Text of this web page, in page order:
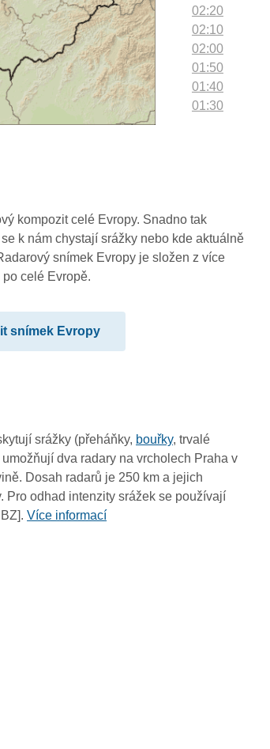
02:20
02:10
02:00
01:50
01:40
01:30
00:30
00:20
00:10
kompozit celé Evropy. Snadno tak
k nám chystají srážky nebo kde aktuálně
snímek Evropy je složen z více
celé Evropě.
snímek Evropy
srážky (přeháňky, bouřky, trvalé
dva radary na vrcholech Praha v
Dosah radarů je 250 km a jejich
Pro odhad intenzity srážek se používají
Více informací